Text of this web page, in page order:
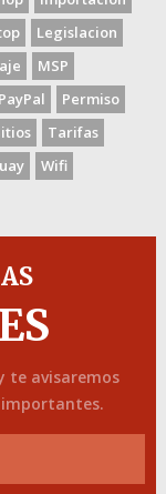
Legislacion
MSP
PayPal
Permiso
Tarifas
Wifi
te avisaremos
importantes.